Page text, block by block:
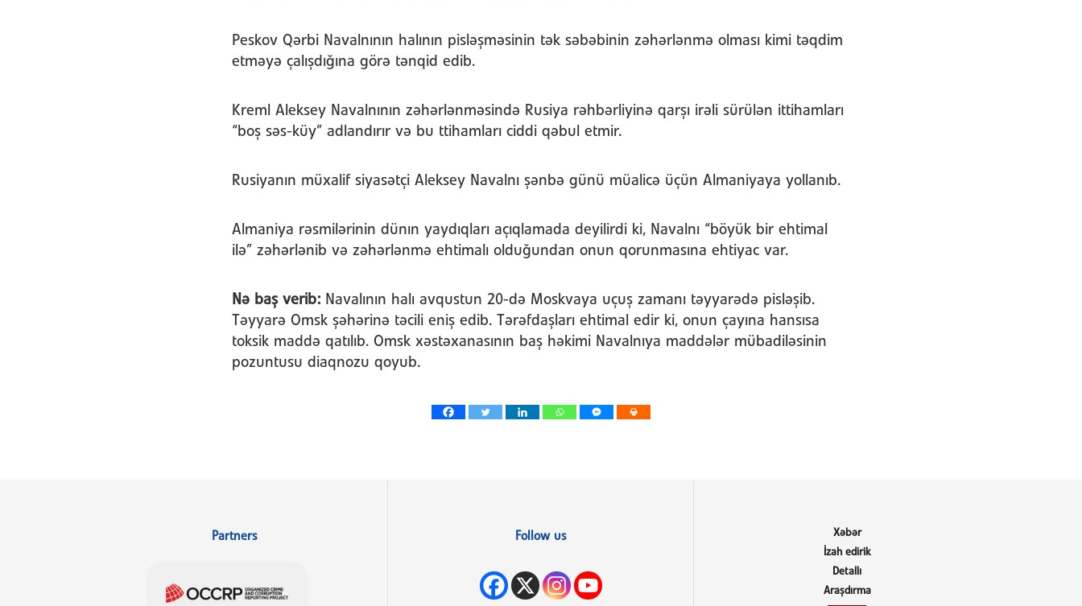
Peskov Qərbi Navalnının halının pisləşməsinin tək səbəbinin zəhərlənmə olması kimi təqdim
etməyə çalışdığına görə tənqid edib.
Kreml Aleksey Navalnının zəhərlənməsində Rusiya rəhbərliyinə qarşı irəli sürülən ittihamları
“boş səs-küy” adlandırır və bu ttihamları ciddi qəbul etmir.
Rusiyanın müxalif siyasətçi Aleksey Navalnı şənbə günü müalicə üçün Almaniyaya yollanıb.
Almaniya rəsmilərinin dünın yaydıqları açıqlamada deyilirdi ki, Navalnı “böyük bir ehtimal
ilə” zəhərlənib və zəhərlənmə ehtimalı olduğundan onun qorunmasına ehtiyac var.
Nə baş verib: Navalının halı avqustun 20-də Moskvaya uçuş zamanı təyyarədə pisləşib.
Təyyarə Omsk şəhərinə təcili eniş edib. Tərəfdaşları ehtimal edir ki, onun çayına hansısa
toksik maddə qatılıb. Omsk xəstəxanasının baş həkimi Navalnıya maddələr mübadiləsinin
pozuntusu diaqnozu qoyub.
Partners Follow us
Xəbər
İzah edirik
Detallı
Araşdırma